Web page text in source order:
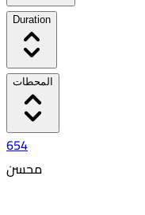
Duration
المحطات
654
محسن